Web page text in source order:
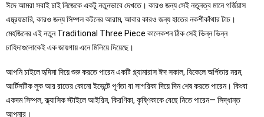
ঈদে আমরা সবাই চাই নিজেকে একটু নতুনভাবে দেখতে। কারও জন্য সেই নতুনত্ব মানে গর্জিয়াস
এম্ব্রয়ডারি, কারও জন্য সিম্পল কটনের আরাম, আবার কারও জন্য হাতের নকশীকাঁথার টাচ।
মেহজিনের এই নতুন Traditional Three Piece কালেকশন ঠিক সেই ভিন্ন ভিন্ন
চাহিদাগুলোকেই এক জায়গায় এনে মিলিয়ে দিয়েছে।
আপনি চাইলে হৃদিমা দিয়ে শুরু করতে পারেন একটি গ্ল্যামারাস ঈদ সকাল, বিকেলে অর্পিতার নরম,
আর্টিসটিক লুক আর রাতের কোনো ইভেন্টে পূর্ণতা বা সাগরিকা দিয়ে দিন শেষ করতে পারেন। কিংবা
একদম সিম্পল, ক্ল্যাসিক স্টাইলে আইরিন, কিরণিকা, কৃষ্ণিকাকে বেছে নিতে পারেন— সিদ্ধান্ত
আপনার।